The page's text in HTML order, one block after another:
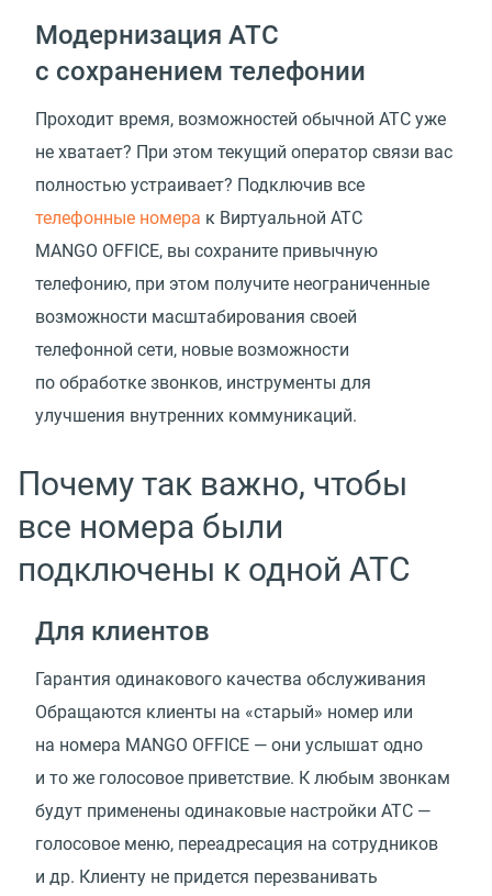
Модернизация АТС
с сохранением телефонии
Проходит время, возможностей обычной АТС уже
не хватает? При этом текущий оператор связи вас
полностью устраивает? Подключив все
телефонные номера к Виртуальной АТС
MANGO OFFICE, вы сохраните привычную
телефонию, при этом получите неограниченные
возможности масштабирования своей
телефонной сети, новые возможности
по обработке звонков, инструменты для
улучшения внутренних коммуникаций.
Почему так важно, чтобы
все номера были
подключены к одной АТС
Для клиентов
Гарантия одинакового качества обслуживания
Обращаются клиенты на «старый» номер или
на номера MANGO OFFICE — они услышат одно
и то же голосовое приветствие. К любым звонкам
будут применены одинаковые настройки АТС —
голосовое меню, переадресация на сотрудников
и др. Клиенту не придется перезванивать